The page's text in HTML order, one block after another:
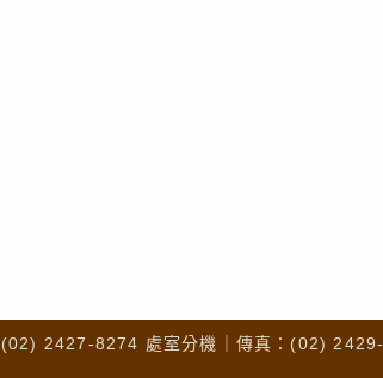
2427-8274 處室分機｜傳真：(02) 2429-